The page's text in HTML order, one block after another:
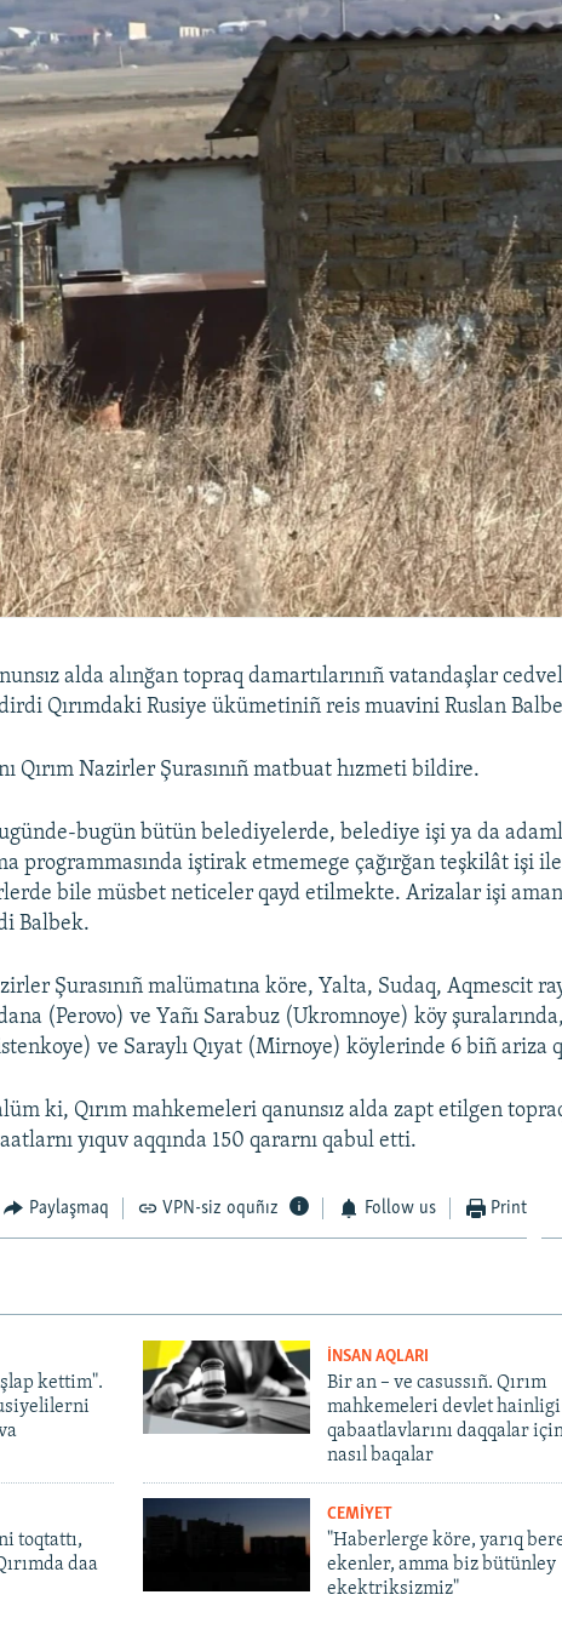
alda alınğan topraq damartılarınıñ vatandaşlar
Qırımdaki Rusiye ükümetiniñ reis muavini Ruslan
Qırım Nazirler Şurasınıñ matbuat hızmeti bildire.
bugün bütün belediyelerde, belediye işi ya da
programmasında iştirak etmemege çağırğan teşkilât işi ile
bile müsbet neticeler qayd etilmekte. Arizalar işi
Balbek.
Şurasınıñ malümatına köre, Yalta, Sudaq, Aqmescit
(Perovo) ve Yañı Sarabuz (Ukromnoye) köy
ve Saraylı Qıyat (Mirnoye) köylerinde 6 biñ ariza
ki, Qırım mahkemeleri qanunsız alda zapt etilgen
yıquv aqqında 150 qararnı qabul etti.
Paylaşmaq VPN-siz oquñız Follow us Print
kettim".
İNSAN AQLARI
Bir an – ve casussıñ. Qırım
mahkemeleri devlet hainligi
qabaatlavlarını daqqalar
nasıl baqalar
toqtattı,
daa
CEMİYET
"Haberlerge köre, yarıq
ekenler, amma biz bütünley
ekektriksizmiz"